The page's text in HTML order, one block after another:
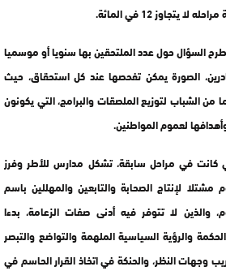
يتجاوز 12 في المائة.
السؤال حول عدد الملتحقين بها سنويا أو موسميا
الصورة يمكن تفحصها عند كل استحقاق، حيث
الشباب لتوزيع الملصقات والبرامج، التي يكونون
لعموم المواطنين.
كانت في مراحل سابقة، تشكل مدارس للأطر وفرز
لإنتاج الصحابة والتابعين والمهللين باسم
والذين لا تتوفر فيه أدنى صفات الزعامة، بدءا
والرؤية السياسية الملهمة والتواضع والتبصر
وجهات النظر، والحنكة في اتخاذ القرار الحاسم في